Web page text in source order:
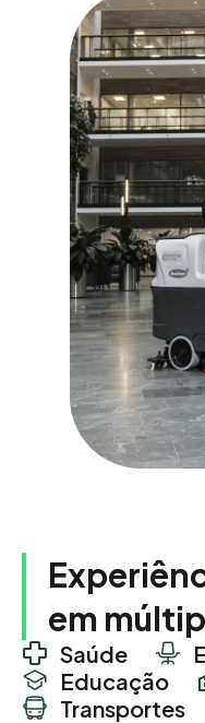
em
Saúde
Educação
Transportes